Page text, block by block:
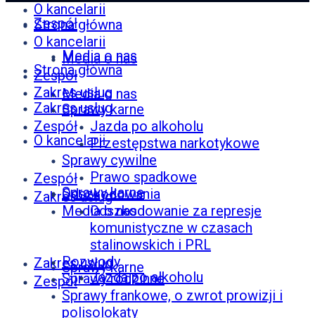
Zespół
Zakres usług
Sprawy karne
Jazda po alkoholu
Media o nas
Zespół
Zakres usług
Sprawy karne
O kancelarii
Media o nas
Zespół
Zakres usług
Strona główna
O kancelarii
Media o nas
Zespół
Strona główna
O kancelarii
Media o nas
Zespół
Zakres usług
Sprawy karne
Jazda po alkoholu
Przestępstwa narkotykowe
Sprawy cywilne
Prawo spadkowe
Odszkodowania
Odszkodowanie za represje
komunistyczne w czasach
stalinowskich i PRL
Rozwody
Sprawy rodzinne
Sprawy frankowe, o zwrot prowizji i
polisolokaty